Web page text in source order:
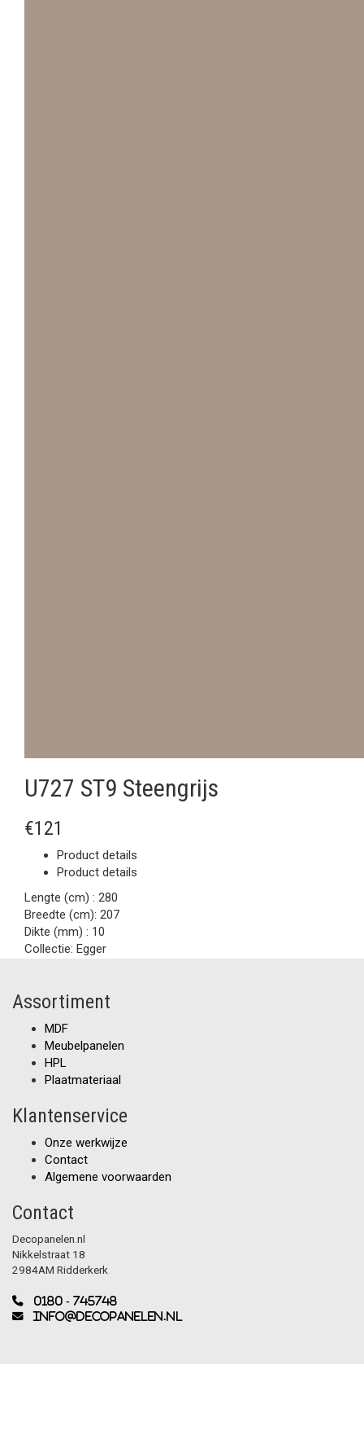
U727 ST9 Steengrijs
€121
Product details
Product details
Lengte (cm) : 280
Breedte (cm): 207
Dikte (mm) : 10
Collectie: Egger
Assortiment
MDF
Meubelpanelen
HPL
Plaatmateriaal
Klantenservice
Onze werkwijze
Contact
Algemene voorwaarden
Contact
Decopanelen.nl
Nikkelstraat 18
2984AM Ridderkerk
0180 - 745748
info@decopanelen.nl